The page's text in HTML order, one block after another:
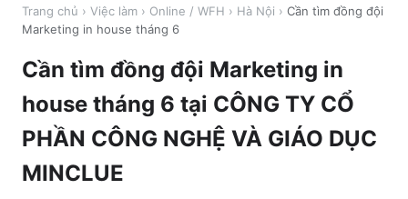
Trang chủ › Việc làm › Online / WFH › Hà Nội › Cần tìm đồng đội
Marketing in house tháng 6
Cần tìm đồng đội Marketing in
house tháng 6 tại CÔNG TY CỔ
PHẦN CÔNG NGHỆ VÀ GIÁO DỤC
MINCLUE